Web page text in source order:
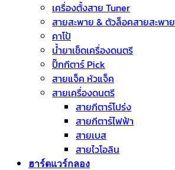
เครื่องตั้งสาย Tuner
สายสะพาย & ตัวล็อคสายสะพาย
คาโป้
น้ำยาเช็ดเครื่องดนตรี
ปิ๊กกีตาร์ Pick
สายแจ็ค หัวแจ็ค
สายเครื่องดนตรี
สายกีตาร์โปร่ง
สายกีตาร์ไฟฟ้า
สายเบส
สายไวโอลิน
ฮาร์ดแวร์กลอง